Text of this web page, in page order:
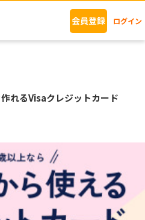
会員登録 ログイン
れるVisaクレジットカード